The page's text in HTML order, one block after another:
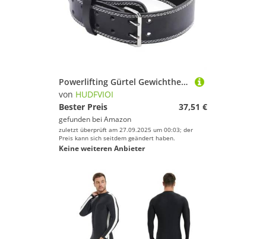
Powerlifting Gürtel Gewichthebergürtel, 10,5 cm Breite, for Männer und Frauen, Fitnessstudio, Fitness, Kniebeugen, Gürtel, Rückenstütze for Powerlifting, Cross-Training, Workout(Black,M-120cm)
von HUDFVIOI
Bester Preis
37,51 €
gefunden bei Amazon
zuletzt überprüft am 27.09.2025 um 00:03; der
Preis kann sich seitdem geändert haben.
Keine weiteren Anbieter